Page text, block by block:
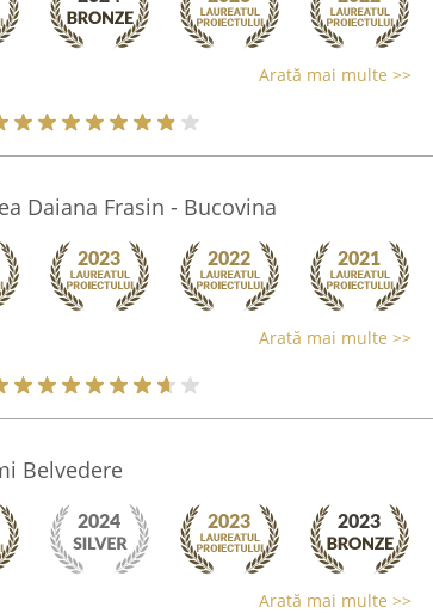
Arată mai multe >>
Daiana Frasin - Bucovina
Arată mai multe >>
Belvedere
Arată mai multe >>